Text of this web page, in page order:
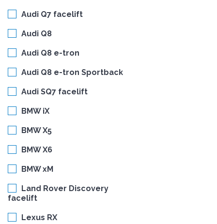
Audi Q7 facelift
Audi Q8
Audi Q8 e-tron
Audi Q8 e-tron Sportback
Audi SQ7 facelift
BMW iX
BMW X5
BMW X6
BMW xM
Land Rover Discovery
facelift
Lexus RX